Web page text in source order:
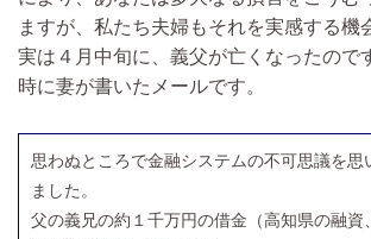
ますが、私たち夫婦もそれを実感する機
実は４月中旬に、義父が亡くなったので
時に妻が書いたメールです。
思わぬところで金融システムの不可思議を思
ました。
父の義兄の約１千万円の借金（高知県の融資